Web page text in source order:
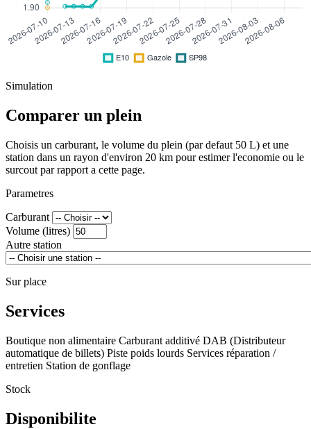
Simulation
Comparer un plein
Choisis un carburant, le volume du plein (par defaut 50 L) et une
station dans un rayon d'environ 20 km pour estimer l'economie ou le
surcout par rapport a cette page.
Parametres
Carburant
Volume (litres)
Autre station
Sur place
Services
Boutique non alimentaire Carburant additivé DAB (Distributeur
automatique de billets) Piste poids lourds Services réparation /
entretien Station de gonflage
Stock
Disponibilite